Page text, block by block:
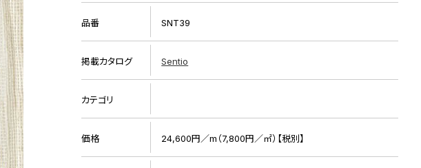
品番 SNT39
掲載カタログ Sentio
カテゴリ
価格 24,600円／m（7,800円／㎡）【税別】